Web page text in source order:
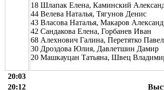
18 Шлапак Елена, Каминский
44 Велева Наталья, Тягунов Денис
43 Власова Наталья, Макаров
42 Сандакова Елена, Горбанев Иван
68 Алехнович Галина, Перетятко Павел
30 Дроздова Юлия, Давлетшин Дамир
20 Машкауцан Татьяна, Швец
20:03
20:12